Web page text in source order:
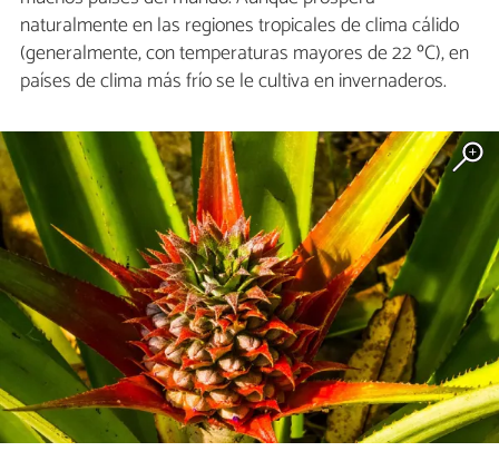
naturalmente en las regiones tropicales de clima cálido
(generalmente, con temperaturas mayores de 22 ºC), en
países de clima más frío se le cultiva en invernaderos.